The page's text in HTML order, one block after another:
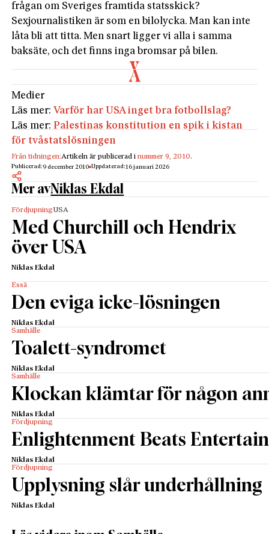
frågan om Sveriges framtida statsskick?
Sexjournalistiken är som en bilolycka. Man kan inte
låta bli att titta. Men snart ligger vi alla i samma
baksäte, och det finns inga bromsar på bilen.
Medier
Läs mer: Varför har USA inget bra fotbollslag?
Läs mer:Palestinas konstitution en spik i kistan
för tvåstatslösningen
Från tidningen:Artikeln är publicerad inummer 9, 2010.
Publicerad:9 december 2010 Uppdaterad:16 januari 2026
Mer avNiklas Ekdal
FördjupningUSA
Med Churchill och Hendrix
över USA
Niklas Ekdal
Essä
Den eviga icke-lösningen
Niklas Ekdal
Samhälle
Toalett-syndromet
Niklas Ekdal
Samhälle
Klockan klämtar för någon
Niklas Ekdal
Fördjupning
Enlightenment Beats
Niklas Ekdal
Fördjupning
Upplysning slår underhållning
Niklas Ekdal